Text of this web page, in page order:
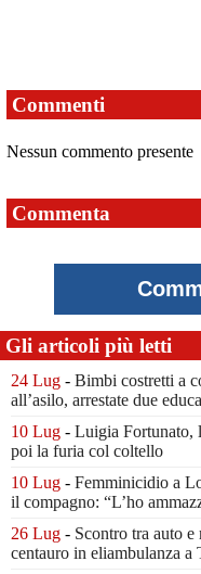
Commenti
Nessun commento presente
Commenta
Gli articoli più letti
24 Lug - Bimbi costretti a
all’asilo, arrestate due
10 Lug - Luigia Fortunato,
poi la furia col coltello
10 Lug - Femminicidio a
il compagno: “L’ho
26 Lug - Scontro tra auto
centauro in eliambulanza a